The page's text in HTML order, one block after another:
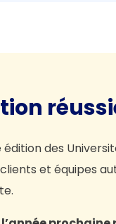
des
et équipes